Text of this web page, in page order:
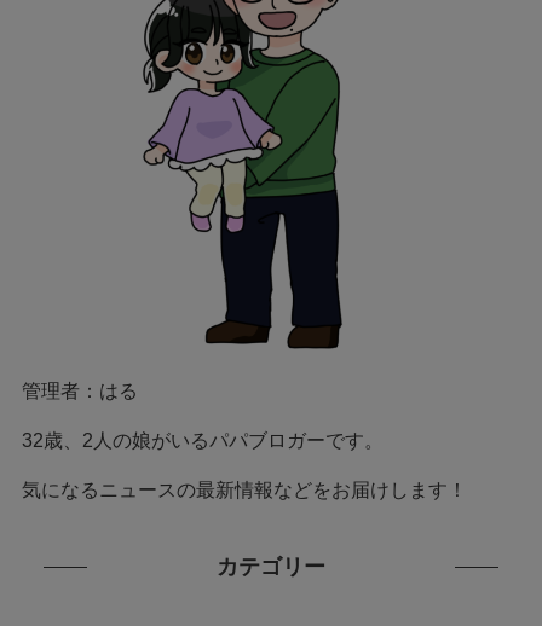
管理者：はる
32歳、2人の娘がいるパパブロガーです。
気になるニュースの最新情報などをお届けします！
カテゴリー